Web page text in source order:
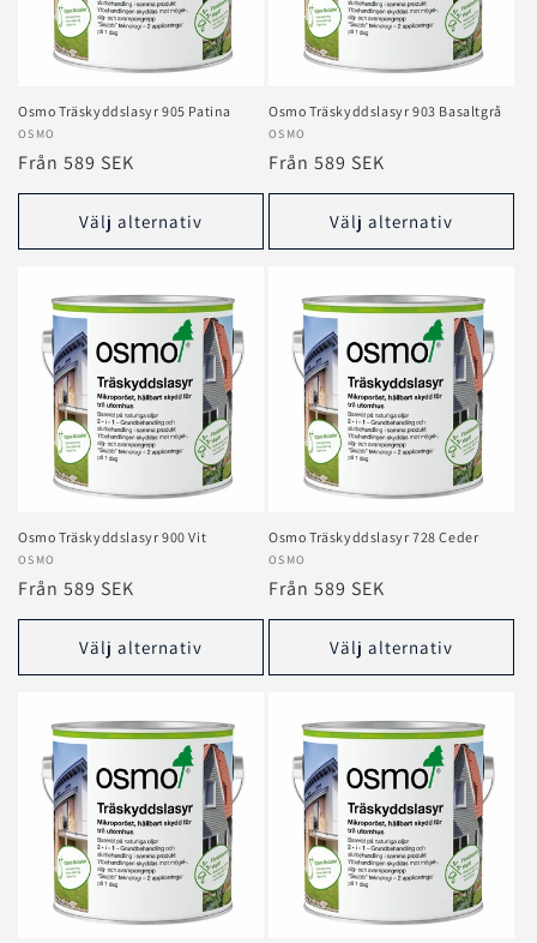
Osmo Träskyddslasyr 905 Patina
Säljare:
OSMO
Ordinarie
pris
Från 589 SEK
Välj alternativ
Osmo Träskyddslasyr 903 Basaltgrå
Säljare:
OSMO
Ordinarie
pris
Från 589 SEK
Välj alternativ
Osmo Träskyddslasyr 900 Vit
Säljare:
OSMO
Ordinarie
pris
Från 589 SEK
Välj alternativ
Osmo Träskyddslasyr 728 Ceder
Säljare:
OSMO
Ordinarie
pris
Från 589 SEK
Välj alternativ